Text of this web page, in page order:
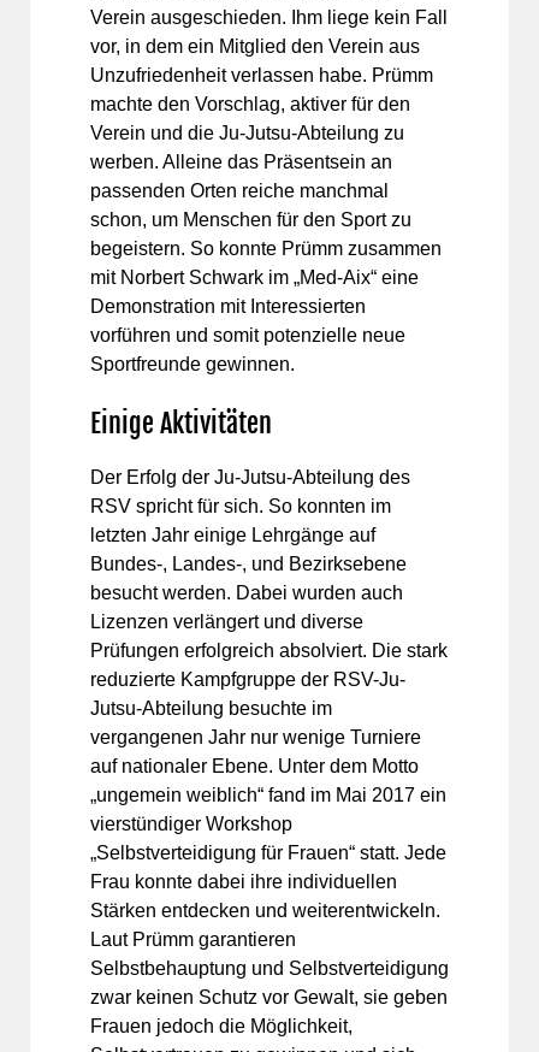
Verein ausgeschieden. Ihm liege kein Fall
vor, in dem ein Mitglied den Verein aus
Unzufriedenheit verlassen habe. Prümm
machte den Vorschlag, aktiver für den
Verein und die Ju-Jutsu-Abteilung zu
werben. Alleine das Präsentsein an
passenden Orten reiche manchmal
schon, um Menschen für den Sport zu
begeistern. So konnte Prümm zusammen
mit Norbert Schwark im „Med-Aix“ eine
Demonstration mit Interessierten
vorführen und somit potenzielle neue
Sportfreunde gewinnen.
Einige Aktivitäten
Der Erfolg der Ju-Jutsu-Abteilung des
RSV spricht für sich. So konnten im
letzten Jahr einige Lehrgänge auf
Bundes-, Landes-, und Bezirksebene
besucht werden. Dabei wurden auch
Lizenzen verlängert und diverse
Prüfungen erfolgreich absolviert. Die stark
reduzierte Kampfgruppe der RSV-Ju-
Jutsu-Abteilung besuchte im
vergangenen Jahr nur wenige Turniere
auf nationaler Ebene. Unter dem Motto
„ungemein weiblich“ fand im Mai 2017 ein
vierstündiger Workshop
„Selbstverteidigung für Frauen“ statt. Jede
Frau konnte dabei ihre individuellen
Stärken entdecken und weiterentwickeln.
Laut Prümm garantieren
Selbstbehauptung und Selbstverteidigung
zwar keinen Schutz vor Gewalt, sie geben
Frauen jedoch die Möglichkeit,